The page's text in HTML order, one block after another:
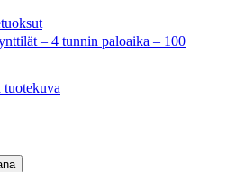
– 4 tunnin paloaika – 100
tuotekuva